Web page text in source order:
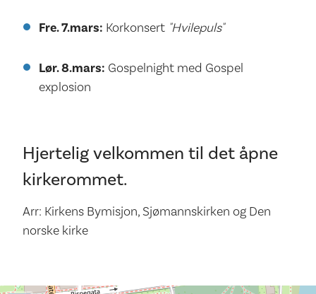
Fre. 7.mars: Korkonsert "Hvilepuls"
Lør. 8.mars: Gospelnight med Gospel
explosion
Hjertelig velkommen til det åpne
kirkerommet.
Arr: Kirkens Bymisjon, Sjømannskirken og Den
norske kirke